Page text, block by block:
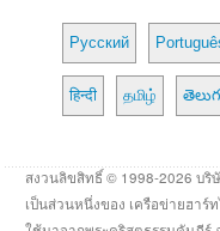
Русский
हिन्दी தமிழ்
สงวนลิขสิทธิ์ © 1998-2026 บริ
เป็นส่วนหนึ่งของ เครือข่ายฮาร์